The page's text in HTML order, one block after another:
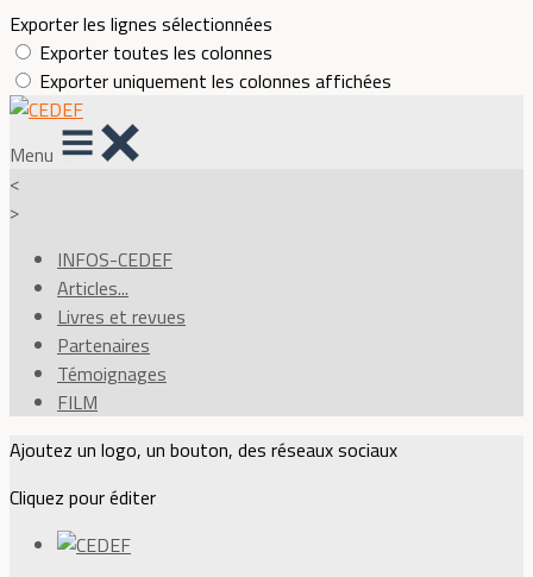
Exporter les lignes sélectionnées
Exporter toutes les colonnes
Exporter uniquement les colonnes affichées
Menu
<
>
INFOS-CEDEF
Articles...
Livres et revues
Partenaires
Témoignages
FILM
Ajoutez un logo, un bouton, des réseaux sociaux
Cliquez pour éditer